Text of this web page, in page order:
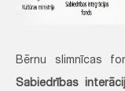
Bērnu slimnīcas
Sabiedrības